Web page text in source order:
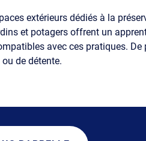
extérieurs dédiés à la
et potagers offrent un
avec ces pratiques.
de détente.